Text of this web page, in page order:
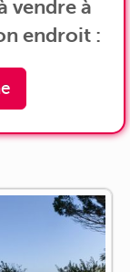
vendre à
endroit :